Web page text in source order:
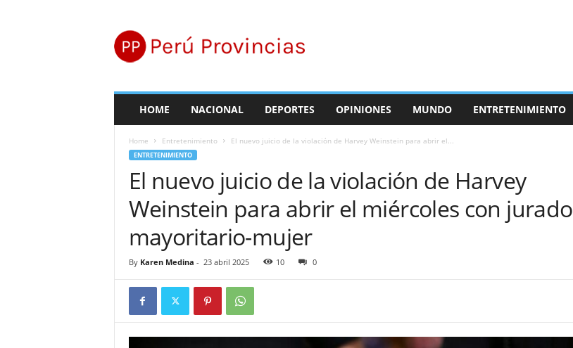
r
ú
HOME NACIONAL DEPORTES OPINIONES MUNDO ENTRETENIMIENTO
Home Entretenimiento El nuevo juicio de la violación de Harvey Weinstein para abrir el...
ENTRETENIMIENTO
El nuevo juicio de la violación de Harvey
Weinstein para abrir el miércoles con jurado
mayoritario-mujer
By Karen Medina - 23 abril 2025 10 0